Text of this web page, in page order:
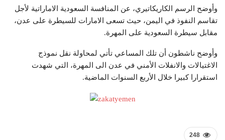
وأوضح الرسم الكاريكاتيري، عن المنافسة السعودية الاماراتية لأجل
تقاسم النفوذ في اليمن، حيث تسعى الامارات للسيطرة على عدن،
مقابل سيطرة السعودية على المهرة.
وأوضح ناشطون أن تلك المساعي تأتي لمحاولة نقل نموذج
الاغتيالات والانفلات الأمني في عدن الى المهرة، التي شهدت
استقرارا كبيرا خلال الأربع السنوات الماضية.
248